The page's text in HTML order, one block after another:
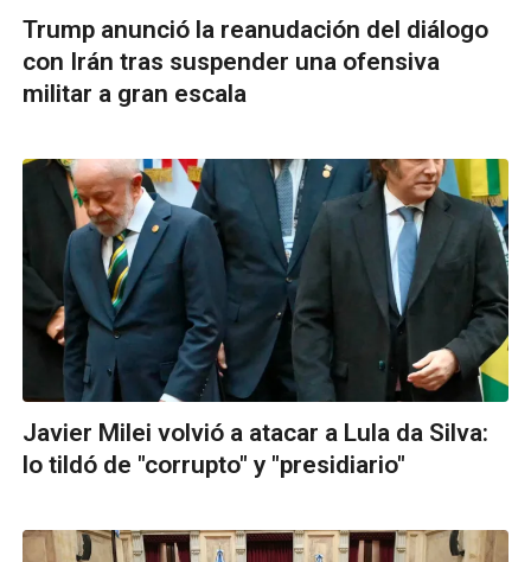
Trump anunció la reanudación del diálogo
con Irán tras suspender una ofensiva
militar a gran escala
Javier Milei volvió a atacar a Lula da Silva:
lo tildó de "corrupto" y "presidiario"